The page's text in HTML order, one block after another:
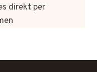
direkt per